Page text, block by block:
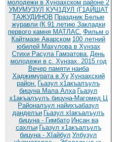
молодежи в Хунзахском районе 2
УМУМУЗУЛ КУЧ1ДУЛ (Г1АЙШАТ
ТАЖУДИНОВ Праздник Белые
журавли (К 91 летию Закладки
первого камня МАТЛАС. Фильм о
Кайтмазе Аварском 100 летний
юбилей Махулова в Хунзах
Стихи Расула Гамзатова. День
молодежи в с. Хунзах. 2015 год
Вечер памяти наиба
Хаджимурата в Ху Хунзахский
район. Гьазул х1акъалъулъ
бицуна Мала Алха Гьазул
х1акъалъулъ бицуна-Магомед Ц
Районалъул найихъабазул
данделъи Гьазул хIакъалъулъ
бицуна - Гимбато Инсан ва
сахлъи Гьазул х1акъалъулъ
бицуна - ХIайбул Улбузул